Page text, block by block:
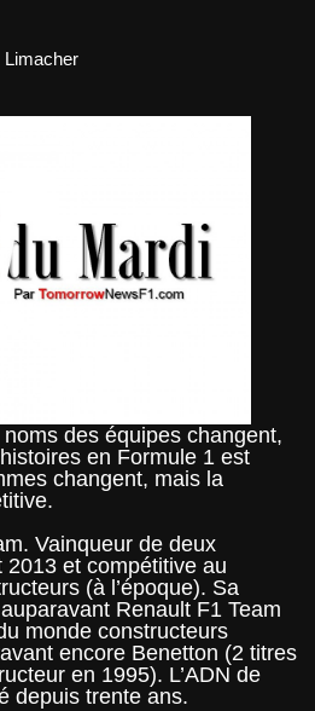
Limacher
des équipes changent,
en Formule 1 est
changent, mais la
Vainqueur de deux
et compétitive au
(à l’époque). Sa
Renault F1 Team
monde constructeurs
encore Benetton (2 titres
en 1995). L’ADN de
depuis trente ans.